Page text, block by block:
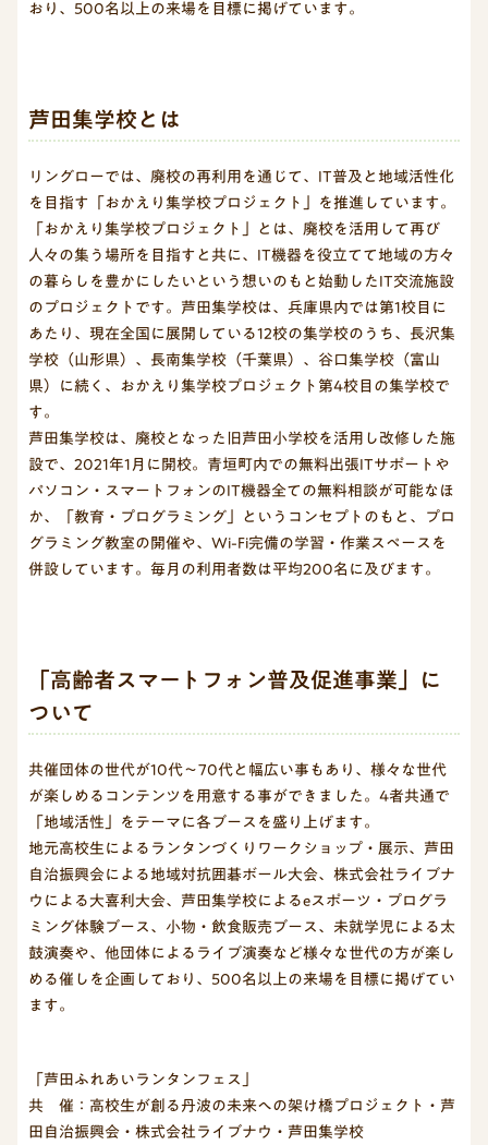
おり、500名以上の来場を目標に掲げています。
芦田集学校とは
リングローでは、廃校の再利用を通じて、IT普及と地域活性化
を目指す「おかえり集学校プロジェクト」を推進しています。
「おかえり集学校プロジェクト」とは、廃校を活用して再び
人々の集う場所を目指すと共に、IT機器を役立てて地域の方々
の暮らしを豊かにしたいという想いのもと始動したIT交流施設
のプロジェクトです。芦田集学校は、兵庫県内では第1校目に
あたり、現在全国に展開している12校の集学校のうち、長沢集
学校（山形県）、長南集学校（千葉県）、谷口集学校（富山
県）に続く、おかえり集学校プロジェクト第4校目の集学校で
す。
芦田集学校は、廃校となった旧芦田小学校を活用し改修した施
設で、2021年1月に開校。青垣町内での無料出張ITサポートや
パソコン・スマートフォンのIT機器全ての無料相談が可能なほ
か、「教育・プログラミング」というコンセプトのもと、プロ
グラミング教室の開催や、Wi-Fi完備の学習・作業スペースを
併設しています。毎月の利用者数は平均200名に及びます。
「高齢者スマートフォン普及促進事業」に
ついて
共催団体の世代が10代～70代と幅広い事もあり、様々な世代
が楽しめるコンテンツを用意する事ができました。4者共通で
「地域活性」をテーマに各ブースを盛り上げます。
地元高校生によるランタンづくりワークショップ・展示、芦田
自治振興会による地域対抗囲碁ボール大会、株式会社ライブナ
ウによる大喜利大会、芦田集学校によるeスポーツ・プログラ
ミング体験ブース、小物・飲食販売ブース、未就学児による太
鼓演奏や、他団体によるライブ演奏など様々な世代の方が楽し
める催しを企画しており、500名以上の来場を目標に掲げてい
ます。
「芦田ふれあいランタンフェス」
共 催：高校生が創る丹波の未来への架け橋プロジェクト・芦
田自治振興会・株式会社ライブナウ・芦田集学校